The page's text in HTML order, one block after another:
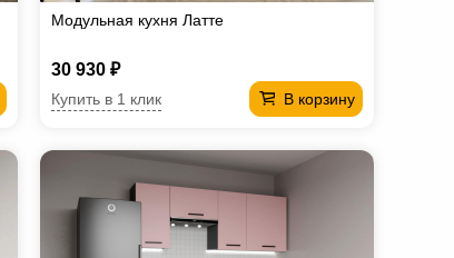
Модульная кухня Латте
30 930 ₽
В корзину
Купить в 1 клик